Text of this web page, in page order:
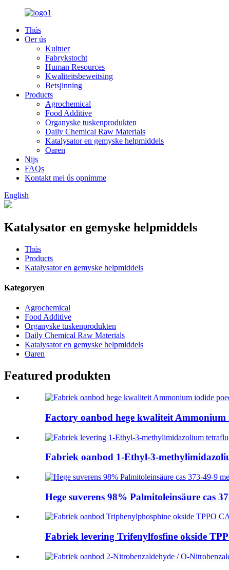
Thús
Oer ús
Kultuer
Fabrykstocht
Human Resources
Kwaliteitsbeweitsing
Betsjinning
Products
Agrochemical
Food Additive
Organyske tuskenprodukten
Daily Chemical Raw Materials
Katalysator en gemyske helpmiddels
Oaren
Nijs
FAQs
Kontakt mei ús opnimme
English
Katalysator en gemyske helpmiddels
Thús
Products
Katalysator en gemyske helpmiddels
Kategoryen
Agrochemical
Food Additive
Organyske tuskenprodukten
Daily Chemical Raw Materials
Katalysator en gemyske helpmiddels
Oaren
Featured produkten
Factory oanbod hege kwaliteit Ammonium
Fabriek oanbod 1-Ethyl-3-
Hege suverens 98% Palmitoleinsäure cas
Fabriek levering Trifenylfosfine okside